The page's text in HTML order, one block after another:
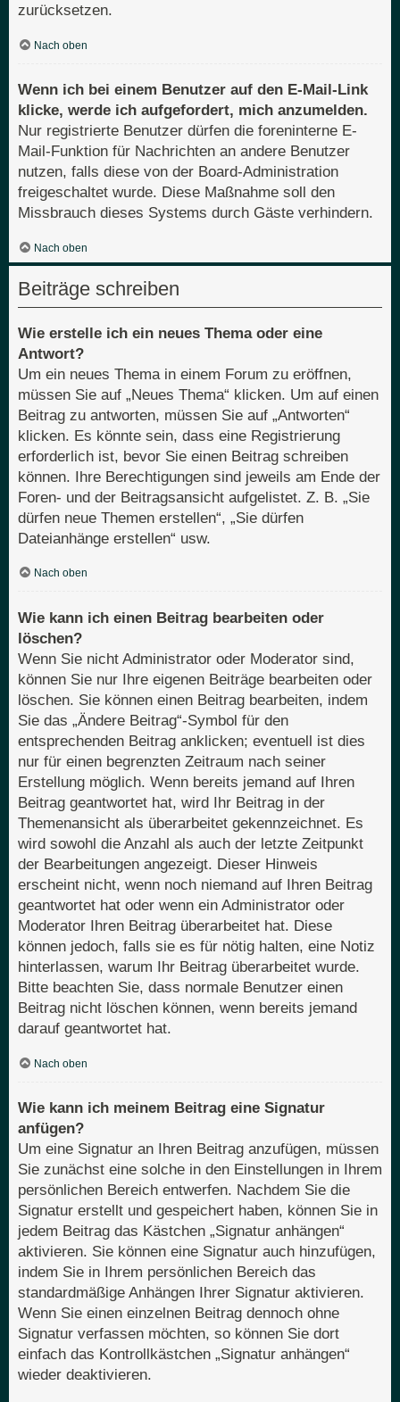
zurücksetzen.
Nach oben
Wenn ich bei einem Benutzer auf den E-Mail-Link
klicke, werde ich aufgefordert, mich anzumelden.
Nur registrierte Benutzer dürfen die foreninterne E-
Mail-Funktion für Nachrichten an andere Benutzer
nutzen, falls diese von der Board-Administration
freigeschaltet wurde. Diese Maßnahme soll den
Missbrauch dieses Systems durch Gäste verhindern.
Nach oben
Beiträge schreiben
Wie erstelle ich ein neues Thema oder eine
Antwort?
Um ein neues Thema in einem Forum zu eröffnen,
müssen Sie auf „Neues Thema“ klicken. Um auf einen
Beitrag zu antworten, müssen Sie auf „Antworten“
klicken. Es könnte sein, dass eine Registrierung
erforderlich ist, bevor Sie einen Beitrag schreiben
können. Ihre Berechtigungen sind jeweils am Ende der
Foren- und der Beitragsansicht aufgelistet. Z. B. „Sie
dürfen neue Themen erstellen“, „Sie dürfen
Dateianhänge erstellen“ usw.
Nach oben
Wie kann ich einen Beitrag bearbeiten oder
löschen?
Wenn Sie nicht Administrator oder Moderator sind,
können Sie nur Ihre eigenen Beiträge bearbeiten oder
löschen. Sie können einen Beitrag bearbeiten, indem
Sie das „Ändere Beitrag“-Symbol für den
entsprechenden Beitrag anklicken; eventuell ist dies
nur für einen begrenzten Zeitraum nach seiner
Erstellung möglich. Wenn bereits jemand auf Ihren
Beitrag geantwortet hat, wird Ihr Beitrag in der
Themenansicht als überarbeitet gekennzeichnet. Es
wird sowohl die Anzahl als auch der letzte Zeitpunkt
der Bearbeitungen angezeigt. Dieser Hinweis
erscheint nicht, wenn noch niemand auf Ihren Beitrag
geantwortet hat oder wenn ein Administrator oder
Moderator Ihren Beitrag überarbeitet hat. Diese
können jedoch, falls sie es für nötig halten, eine Notiz
hinterlassen, warum Ihr Beitrag überarbeitet wurde.
Bitte beachten Sie, dass normale Benutzer einen
Beitrag nicht löschen können, wenn bereits jemand
darauf geantwortet hat.
Nach oben
Wie kann ich meinem Beitrag eine Signatur
anfügen?
Um eine Signatur an Ihren Beitrag anzufügen, müssen
Sie zunächst eine solche in den Einstellungen in Ihrem
persönlichen Bereich entwerfen. Nachdem Sie die
Signatur erstellt und gespeichert haben, können Sie in
jedem Beitrag das Kästchen „Signatur anhängen“
aktivieren. Sie können eine Signatur auch hinzufügen,
indem Sie in Ihrem persönlichen Bereich das
standardmäßige Anhängen Ihrer Signatur aktivieren.
Wenn Sie einen einzelnen Beitrag dennoch ohne
Signatur verfassen möchten, so können Sie dort
einfach das Kontrollkästchen „Signatur anhängen“
wieder deaktivieren.